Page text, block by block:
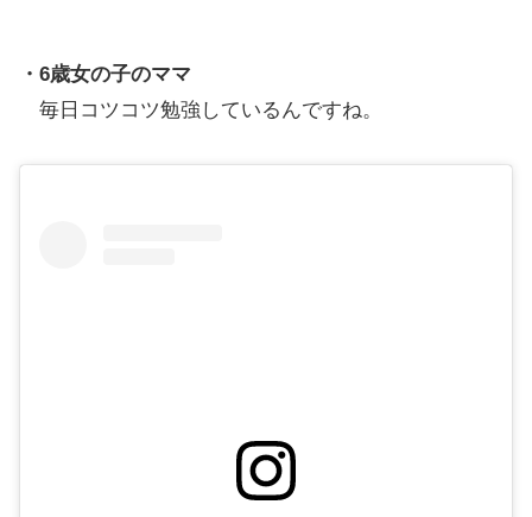
・6歳女の子のママ
毎日コツコツ勉強しているんですね。